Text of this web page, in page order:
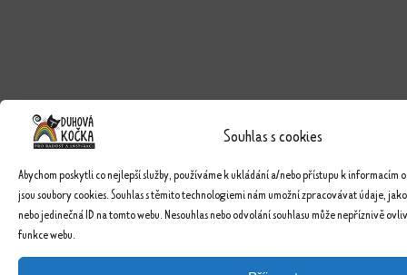
Souhlas s cookies
Abychom poskytli co nejlepší služby, používáme k ukládání a/nebo přístupu k informacím
jsou soubory cookies. Souhlas s těmito technologiemi nám umožní zpracovávat údaje,
nebo jedinečná ID na tomto webu. Nesouhlas nebo odvolání souhlasu může nepříznivě
funkce webu.